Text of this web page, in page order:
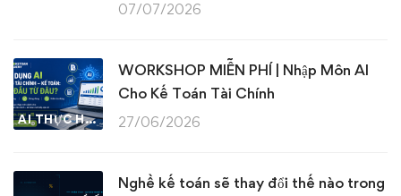
07/07/2026
AI THỰC HÀNH
WORKSHOP MIỄN PHÍ | Nhập Môn AI
Cho Kế Toán Tài Chính
27/06/2026
Nghề kế toán sẽ thay đổi thế nào trong